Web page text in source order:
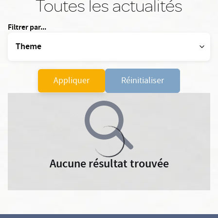
Toutes les actualités
Filtrer par...
Appliquer Réinitialiser
Aucune résultat trouvée